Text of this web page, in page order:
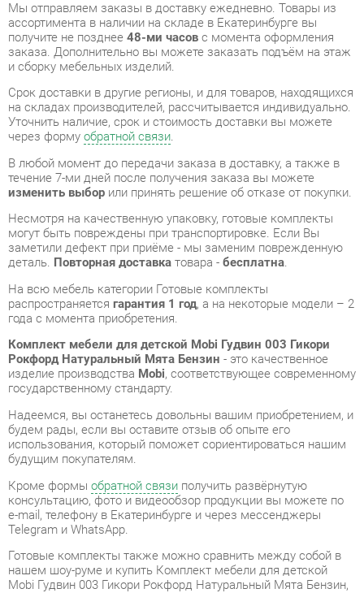
Срок доставки в другие регионы, и для товаров, находящихся
на складах производителей, рассчитывается индивидуально.
Уточнить наличие, срок и стоимость доставки вы можете
через формуобратной связи.
течение 7-ми дней после получения заказа вы можете
изменить выборили принять решение об отказе от покупки.
Несмотря на качественную упаковку, готовые комплекты
заметили дефект при приёме - мы заменим поврежденную
деталь.Повторная доставкатовара -бесплатна.
распространяетсягарантия 1 год, а на некоторые модели – 2
года с момента приобретения.
Комплект мебели для детской Mobi Гудвин 003 Гикори
Рокфорд Натуральный Мята Бензин
изделие производстваMobi, соответствующее современному
государственному стандарту.
Надеемся, вы останетесь довольны вашим приобретением, и
будем рады, если вы оставите отзыв об опыте его
использования, который поможет сориентироваться нашим
будущим покупателям.
Кроме формыобратной связиполучить развёрнутую
консультацию, фото и видеообзор продукции вы можете по
e-mail, телефону в Екатеринбурге и через мессенджеры
Telegram и WhatsApp.
Готовые комплекты также можно сравнить между собой в
Mobi Гудвин 003 Гикори Рокфорд Натуральный Мята Бензин,
самостоятельно забрав его с нашего центрального склада в
г. Екатеринбург. Полный список адресов и магазинов
смотрите на странице
Стиль интерьера
Современный